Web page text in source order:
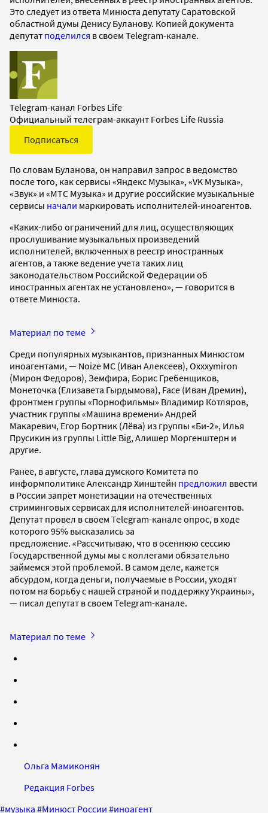
Это следует из ответа Минюста депутату Саратовской
областной думы Денису Буланову. Копией документа
депутат поделился в своем Telegram-канале.
Telegram-канал Forbes Life
Официальный телеграм-аккаунт Forbes Life Russia
Подписаться
По словам Буланова, он направил запрос в ведомство
после того, как сервисы «Яндекс Музыка», «VK Музыка»,
«Звук» и «МТС Музыка» и другие российские музыкальные
сервисы начали маркировать исполнителей-иноагентов.
«Каких-либо ограничений для лиц, осуществляющих
прослушивание музыкальных произведений
исполнителей, включенных в реестр иностранных
агентов, а также ведение учета таких лиц
законодательством Российской Федерации об
иностранных агентах не установлено», — говорится в
ответе Минюста.
Материал по теме
Среди популярных музыкантов, признанных Минюстом
иноагентами, — Noize MC (Иван Алексеев), Oxxxymiron
(Мирон Федоров), Земфира, Борис Гребенщиков,
Монеточка (Елизавета Гырдымова), Face (Иван Дремин),
фронтмен группы «Порнофильмы» Владимир Котляров,
участник группы «Машина времени» Андрей
Макаревич, Егор Бортник (Лёва) из группы «Би-2», Илья
Прусикин из группы Little Big, Алишер Моргенштерн и
другие.
Ранее, в августе, глава думского Комитета по
информполитике Александр Хинштейн предложил ввести
в России запрет монетизации на отечественных
стриминговых сервисах для исполнителей-иноагентов.
Депутат провел в своем Telegram-канале опрос, в ходе
которого 95% высказались за
предложение. «Рассчитываю, что в осеннюю сессию
Государственной думы мы с коллегами обязательно
займемся этой проблемой. В самом деле, кажется
абсурдом, когда деньги, получаемые в России, уходят
потом на борьбу с нашей страной и поддержку Украины»,
— писал депутат в своем Telegram-канале.
Материал по теме
Ольга Мамиконян
Редакция Forbes
#музыка #Минюст России #иноагент